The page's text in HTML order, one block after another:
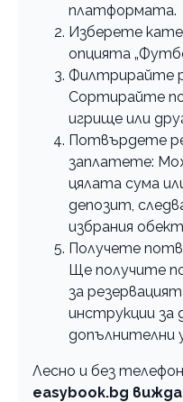
платформата.
Изберете
опцията
Филтрирайте
Сортирайте
игрище или
Потвърдете
заплатете:
цялата сума
депозит,
избрания
Получете
Ще получите
за
инструкции за
допълнителни
Лесно и без
еasybook.bg